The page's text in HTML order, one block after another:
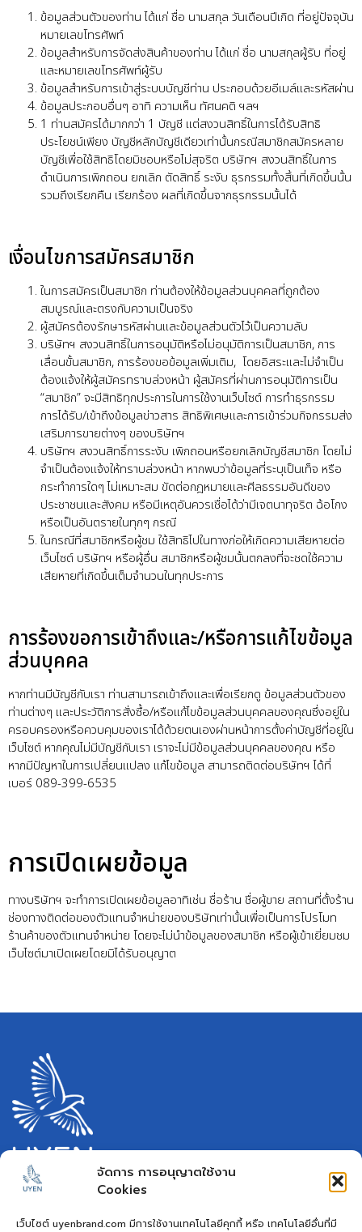
จัดการ การอนุญาตใช้งาน
Cookies
เว็บไซต์ uyenbrand.com มีการใช้งานเทคโนโลยีคุกกี้ หรือ เทคโนโลยีอื่นที่มี
ข้อมูลส่วนตัวของท่าน ได้แก่ ชื่อ นามสกุล วันเดือนปีเกิด ที่อยู่ปัจจุบัน
หมายเลขโทรศัพท์
ข้อมูลสำหรับการจัดส่งสินค้าของท่าน ได้แก่ ชื่อ นามสกุลผู้รับ ที่อยู่
และหมายเลขโทรศัพท์ผู้รับ
ข้อมูลสำหรับการเข้าสู่ระบบบัญชีท่าน ประกอบด้วยอีเมล์และรหัสผ่าน
ข้อมูลประกอบอื่นๆ อาทิ ความเห็น ทัศนคติ ฯลฯ
1 ท่านสมัครได้มากกว่า 1 บัญชี แต่สงวนสิทธิ์ในการได้รับสิทธิ
ประโยชน์เพียง บัญชีหลักบัญชีเดียวเท่านั้นกรณีสมาชิกสมัครหลาย
บัญชีเพื่อใช้สิทธิโดยมิชอบหรือไม่สุจริต บริษัทฯ สงวนสิทธิ์ในการ
ดำเนินการเพิกถอน ยกเลิก ตัดสิทธิ์ ระงับ ธุรกรรมทั้งสิ้นที่เกิดขึ้นนั้น
รวมถึงเรียกคืน เรียกร้อง ผลที่เกิดขึ้นจากธุรกรรมนั้นได้
เงื่อนไขการสมัครสมาชิก
ในการสมัครเป็นสมาชิก ท่านต้องให้ข้อมูลส่วนบุคคลที่ถูกต้อง
สมบูรณ์และตรงกับความเป็นจริง
ผู้สมัครต้องรักษารหัสผ่านและข้อมูลส่วนตัวไว้เป็นความลับ
บริษัทฯ สงวนสิทธิ์ในการอนุมัติหรือไม่อนุมัติการเป็นสมาชิก, การ
เลื่อนขั้นสมาชิก, การร้องขอข้อมูลเพิ่มเติม, โดยอิสระและไม่จำเป็น
ต้องแจ้งให้ผู้สมัครทราบล่วงหน้า ผู้สมัครที่ผ่านการอนุมัติการเป็น
“สมาชิก” จะมีสิทธิทุกประการในการใช้งานเว็บไซต์ การทำธุรกรรม
การได้รับ/เข้าถึงข้อมูลข่าวสาร สิทธิพิเศษและการเข้าร่วมกิจกรรมส่ง
เสริมการขายต่างๆ ของบริษัทฯ
บริษัทฯ สงวนสิทธิ์การระงับ เพิกถอนหรือยกเลิกบัญชีสมาชิก โดยไม่
จำเป็นต้องแจ้งให้ทราบล่วงหน้า หากพบว่าข้อมูลที่ระบุเป็นเท็จ หรือ
กระทำการใดๆ ไม่เหมาะสม ขัดต่อกฎหมายและศีลธรรมอันดีของ
ประชาชนและสังคม หรือมีเหตุอันควรเชื่อได้ว่ามีเจตนาทุจริต ฉ้อโกง
หรือเป็นอันตรายในทุกๆ กรณี
ในกรณีที่สมาชิกหรือผู้ชม ใช้สิทธิไปในทางก่อให้เกิดความเสียหายต่อ
เว็บไซต์ บริษัทฯ หรือผู้อื่น สมาชิกหรือผู้ชมนั้นตกลงที่จะชดใช้ความ
เสียหายที่เกิดขึ้นเต็มจำนวนในทุกประการ
การร้องขอการเข้าถึงและ/หรือการแก้ไขข้อมูล
ส่วนบุคคล
หากท่านมีบัญชีกับเรา ท่านสามารถเข้าถึงและเพื่อเรียกดู ข้อมูลส่วนตัวของ
ท่านต่างๆ และประวัติการสั่งซื้อ/หรือแก้ไขข้อมูลส่วนบุคคลของคุณซึ่งอยู่ใน
ครอบครองหรือควบคุมของเราได้ด้วยตนเองผ่านหน้าการตั้งค่าบัญชีที่อยู่ใน
เว็บไซต์ หากคุณไม่มีบัญชีกับเรา เราจะไม่มีข้อมูลส่วนบุคคลของคุณ หรือ
หากมีปัญหาในการเปลี่ยนแปลง แก้ไขข้อมูล สามารถติดต่อบริษัทฯ ได้ที่
เบอร์ 089-399-6535
การเปิดเผยข้อมูล
ทางบริษัทฯ จะทำการเปิดเผยข้อมูลอาทิเช่น ชื่อร้าน ชื่อผู้ขาย สถานที่ตั้งร้าน
ช่องทางติดต่อของตัวแทนจำหน่ายของบริษัทเท่านั้นเพื่อเป็นการโปรโมท
ร้านค้าของตัวแทนจำหน่าย โดยจะไม่นำข้อมูลของสมาชิก หรือผู้เข้าเยี่ยมชม
เว็บไซต์มาเปิดเผยโดยมิได้รับอนุญาต
ผลิตภัณฑ์เปลี่ยนบ้านร้อนให้เป็นบ้านเย็น
คิดค้นและพัฒนาผลิตภัณฑ์เพื่อการแก้ไขปัญหา